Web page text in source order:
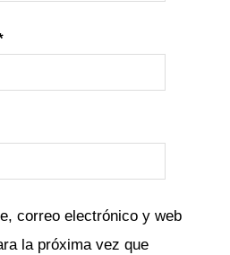
correo electrónico y web
la próxima vez que